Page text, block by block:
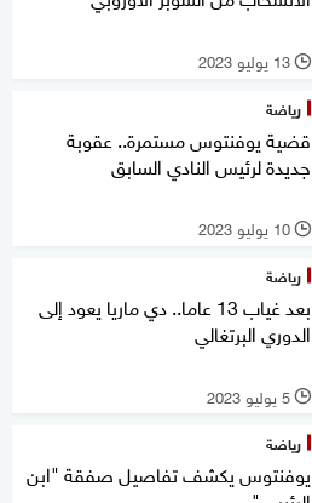
l 13 يوليو 2023
رياضة
قضية يوفنتوس مستمرة.. عقوبة
جديدة لرئيس النادي السابق
l 10 يوليو 2023
رياضة
بعد غياب 13 عاما.. دي ماريا يعود إلى
الدوري البرتغالي
l 5 يوليو 2023
رياضة
يوفنتوس يكشف تفاصيل صفقة "ابن